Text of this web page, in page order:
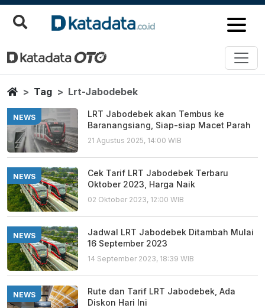
Lrt Jabodebek
Berita Terbaru
HomeTag Lrt-Jabodebek
NEWS
LRT Jabodebek akan Tembus ke
Baranangsiang, Siap-siap Macet Parah
21 Agustus 2025, 14:00 WIB
NEWS
Cek Tarif LRT Jabodebek Terbaru
Oktober 2023, Harga Naik
02 Oktober 2023, 12:00 WIB
NEWS
Jadwal LRT Jabodebek Ditambah Mulai
16 September 2023
14 September 2023, 18:39 WIB
NEWS
Rute dan Tarif LRT Jabodebek, Ada
Diskon Hari Ini